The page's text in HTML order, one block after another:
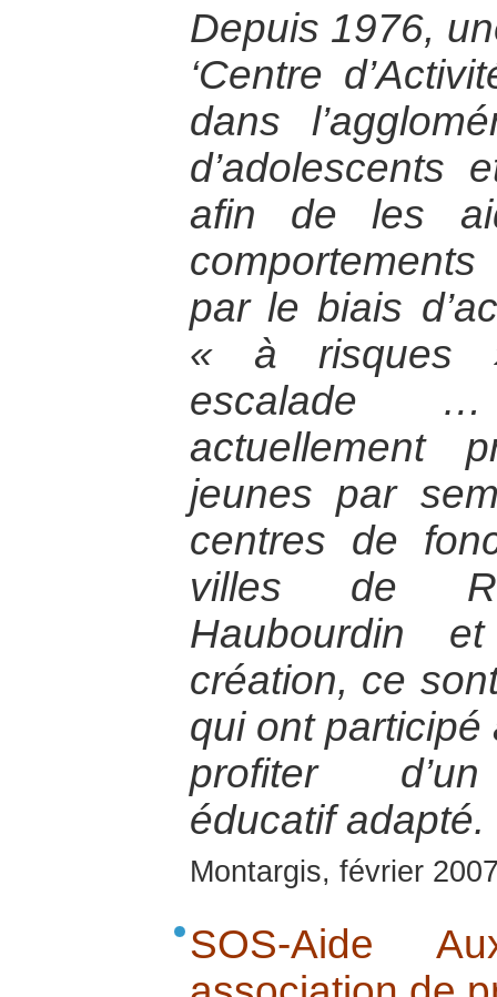
Depuis 1976,
‘Centre
dans
d’adolescents
afin de les
par le biais
« à risques
escalade
actuellement
jeunes par
centres de
villes de
Haubourdin
création, ce
qui ont
profiter d’un
éducatif adapté.
Montargis, février
SOS-Aide